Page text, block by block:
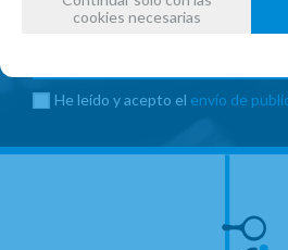
He leído y acepto el envío de
cookies necesarias